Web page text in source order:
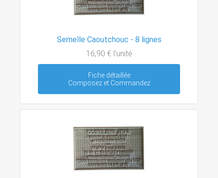
Semelle Caoutchouc - 8 lignes
16,90 € l'unité
Fiche détaillée
Composez et Commandez